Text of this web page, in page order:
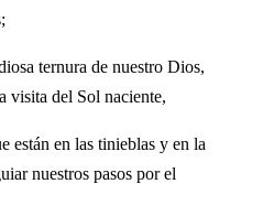
ternura de nuestro Dios,
visita del Sol naciente,
están en las tinieblas y en la
nuestros pasos por el